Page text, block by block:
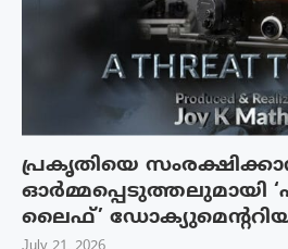
പ്രകൃതിയെ
ഓർമ്മപ്പെടുത്തലുമായി
ലൈഫ്’